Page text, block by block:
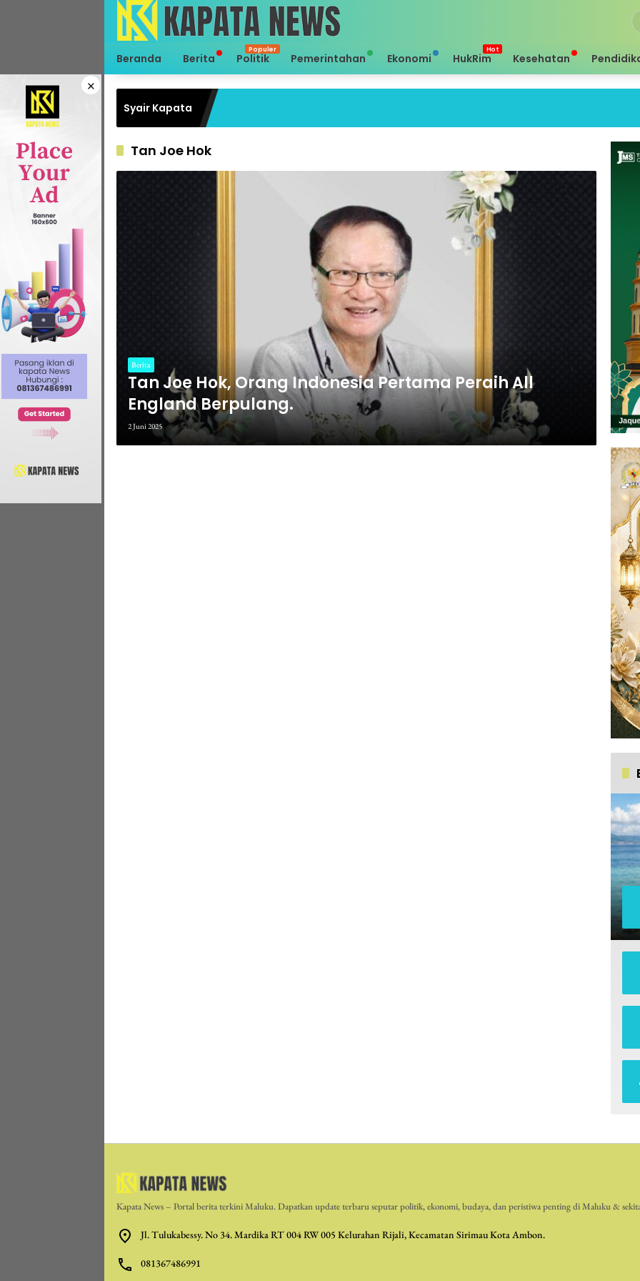
Beranda Berita Politik Pemerintahan Ekonomi HukRim Kesehatan
×
Syair Kapata
Tan Joe Hok
Berita
Tan Joe Hok, Orang Indonesia Pertama Peraih All
England Berpulang.
2 Juni 2025
Kapata News – Portal berita terkini Maluku. Dapatkan update terbaru seputar politik, ekonomi, budaya, dan peristiwa penting di Maluku &
Jl. Tulukabessy. No 34. Mardika RT 004 RW 005 Kelurahan Rijali, Kecamatan Sirimau Kota Ambon.
081367486991